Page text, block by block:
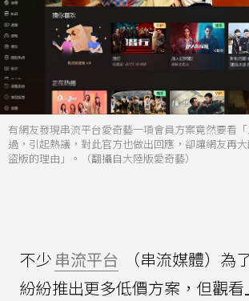
有網友發現串流平台愛奇藝一項會員方案竟然要看
過，引起熱議，對此官方也做出回應，卻讓網友再
盜版的理由」。（翻攝自大陸版愛奇藝）
不少 串流平台
（串流媒體）為
紛紛推出更多低價方案，但觀